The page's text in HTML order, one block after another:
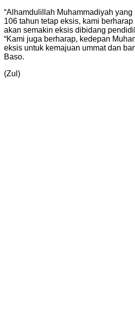
“Alhamdulillah Muhammadiyah
106 tahun tetap eksis, kami
akan semakin eksis dibidang
“Kami juga berharap, kedepan
eksis untuk kemajuan ummat dan
Baso.
(Zul)